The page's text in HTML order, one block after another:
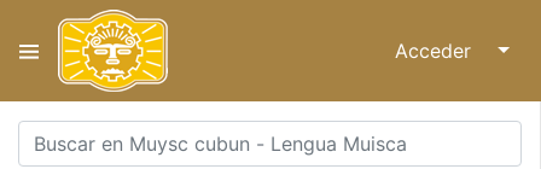
Acceder ↓